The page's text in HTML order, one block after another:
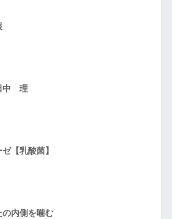
中 理
【乳酸菌】
の内側を噛む